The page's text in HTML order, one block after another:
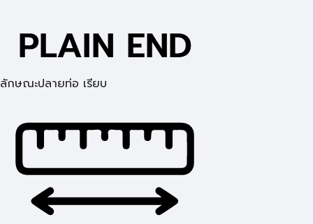
ลักษณะปลายท่อ เรียบ